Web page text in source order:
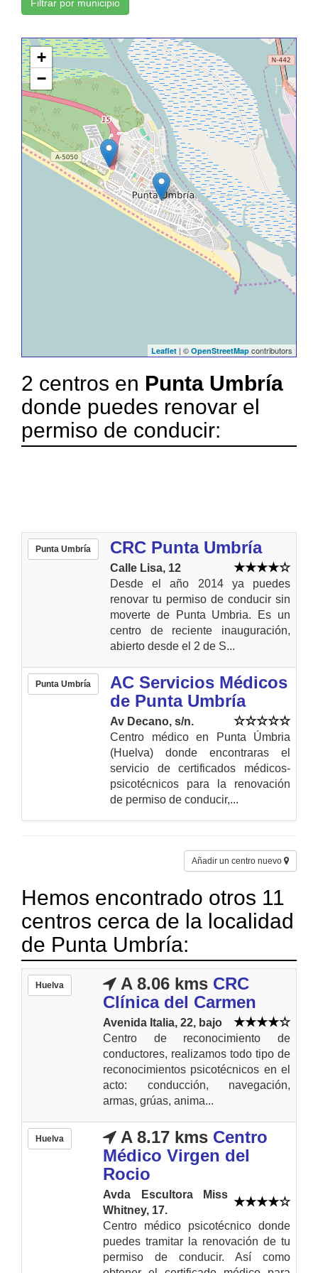
Filtrar por municipio
+
−
Leaflet | © OpenStreetMap contributors
2 centros en Punta Umbría
donde puedes renovar el
permiso de conducir:
Punta Umbría CRC Punta Umbría
Calle Lisa, 12
Desde el año 2014 ya puedes
renovar tu permiso de conducir sin
moverte de Punta Umbria. Es un
centro de reciente inauguración,
abierto desde el 2 de S...
Punta Umbría
AC Servicios Médicos
de Punta Umbría
Av Decano, s/n.
Centro médico en Punta Úmbria
(Huelva) donde encontraras el
servicio de certificados médicos-
psicotécnicos para la renovación
de permiso de conducir,...
Añadir un centro nuevo
Hemos encontrado otros 11
centros cerca de la localidad
de Punta Umbría:
Huelva A 8.06 kms CRC
Clínica del Carmen
Avenida Italia, 22, bajo
Centro de reconocimiento de
conductores, realizamos todo tipo de
reconocimientos psicotécnicos en el
acto: conducción, navegación,
armas, grúas, anima...
Huelva A 8.17 kms Centro
Médico Virgen del
Rocio
Avda Escultora Miss
Whitney, 17.
Centro médico psicotécnico donde
puedes tramitar la renovación de tu
permiso de conducir. Así como